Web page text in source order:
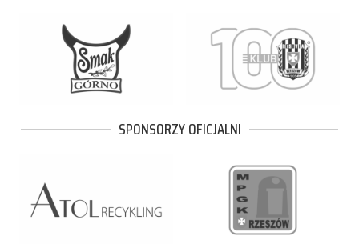
SPONSORZY OFICJALNI